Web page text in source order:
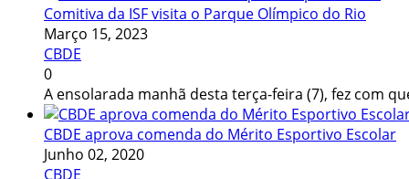
Comitiva da ISF visita o Parque Olímpico do Rio
Março 15, 2023
CBDE
0
A ensolarada manhã desta terça-feira (7), fez com
CBDE aprova comenda do Mérito Esportivo Escolar
Junho 02, 2020
CBDE